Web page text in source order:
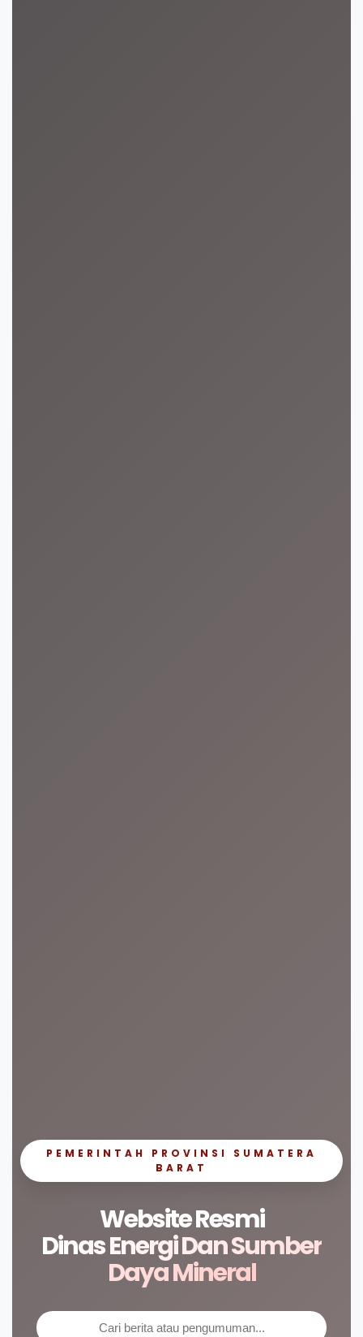
PEMERINTAH PROVINSI SUMATERA
BARAT
Website Resmi
Dinas Energi Dan Sumber
Daya Mineral